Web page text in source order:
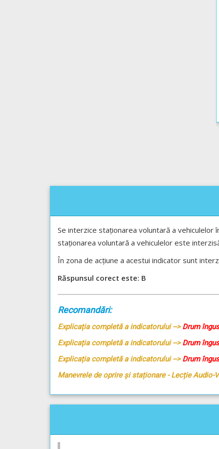
Se interzice staționarea voluntară a vehiculelor
staționarea voluntară a vehiculelor este
În zona de acțiune a acestui indicator sunt
Răspunsul corect este: B
Recomandări:
Explicația completă a indicatorului -->Drum
Explicația completă a indicatorului -->Drum
Explicația completă a indicatorului -->Drum
Manevrele de oprire și staționare - Lecție Audio-